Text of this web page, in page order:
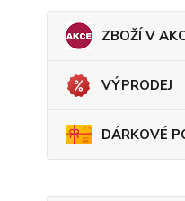
ZBOŽÍ V
VÝPRODEJ
DÁRKOVÉ